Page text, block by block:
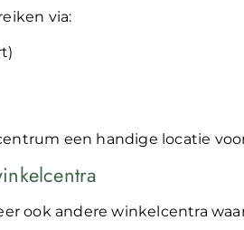
via:
een handige locatie
ook andere winkelcentra